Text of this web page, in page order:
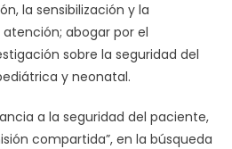
la sensibilización y la
abogar por el
sobre la seguridad del
y neonatal.
a la seguridad del paciente,
compartida”, en la búsqueda